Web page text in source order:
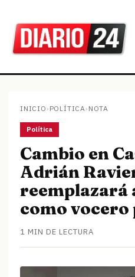
INICIO› POLÍTICA› NOTA
Política
Cambio en
Adrián
reemplazará
como
1 MIN DE LECTURA